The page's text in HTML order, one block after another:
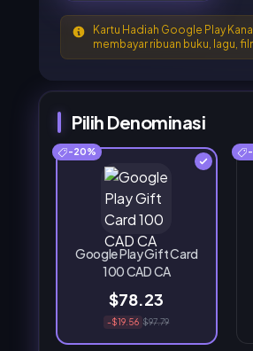
Kartu Hadiah Google Play
membayar ribuan buku, lagu,
Pilih Denominasi
-20%
Google Play Gift Card
100 CAD CA
$78.23
-$19.56 $97.79